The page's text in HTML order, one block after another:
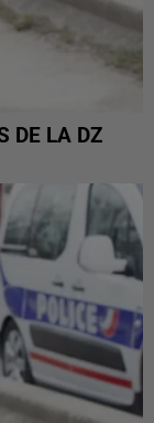
DE LA DZ